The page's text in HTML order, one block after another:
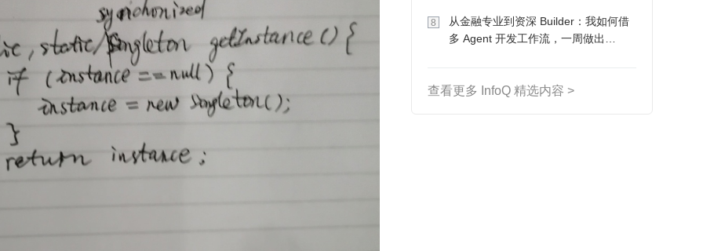
8
从金融专业到资深 Builder：我如何借
多 Agent 开发工作流，一周做出
查看更多 InfoQ 精选内容 >